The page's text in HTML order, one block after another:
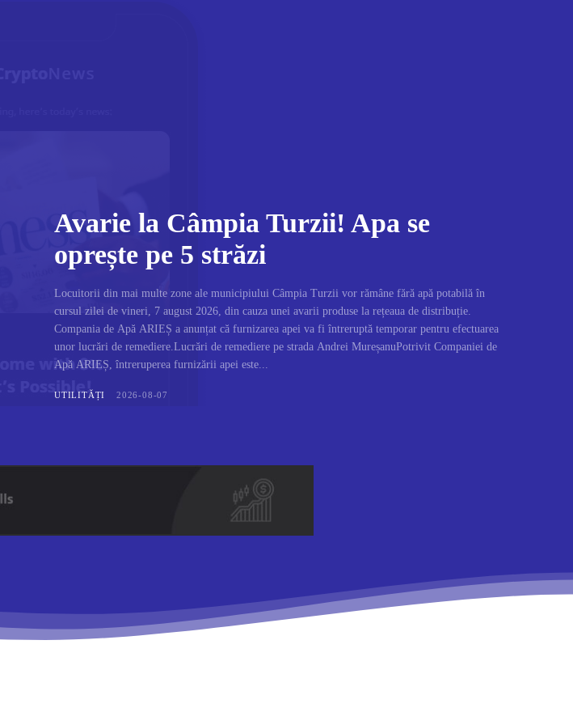
Avarie la Câmpia Turzii! Apa se
oprește pe 5 străzi
Locuitorii din mai multe zone ale municipiului Câmpia Turzii vor rămâne fără apă potabilă în
cursul zilei de vineri, 7 august 2026, din cauza unei avarii produse la rețeaua de distribuție.
Compania de Apă ARIEȘ a anunțat că furnizarea apei va fi întreruptă temporar pentru efectuarea
unor lucrări de remediere.Lucrări de remediere pe strada Andrei MureșanuPotrivit Companiei de
Apă ARIEȘ, întreruperea furnizării apei este...
UTILITĂȚI 2026-08-07